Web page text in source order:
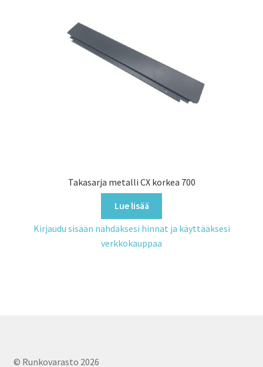
Takasarja metalli CX korkea 700
Lue lisää
Kirjaudu sisään nähdäksesi hinnat ja käyttääksesi
verkkokauppaa
© Runkovarasto 2026